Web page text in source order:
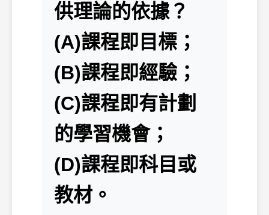
供理論的依據？
(A)課程即目標；
(B)課程即經驗；
(C)課程即有計劃
的學習機會；
(D)課程即科目或
教材。